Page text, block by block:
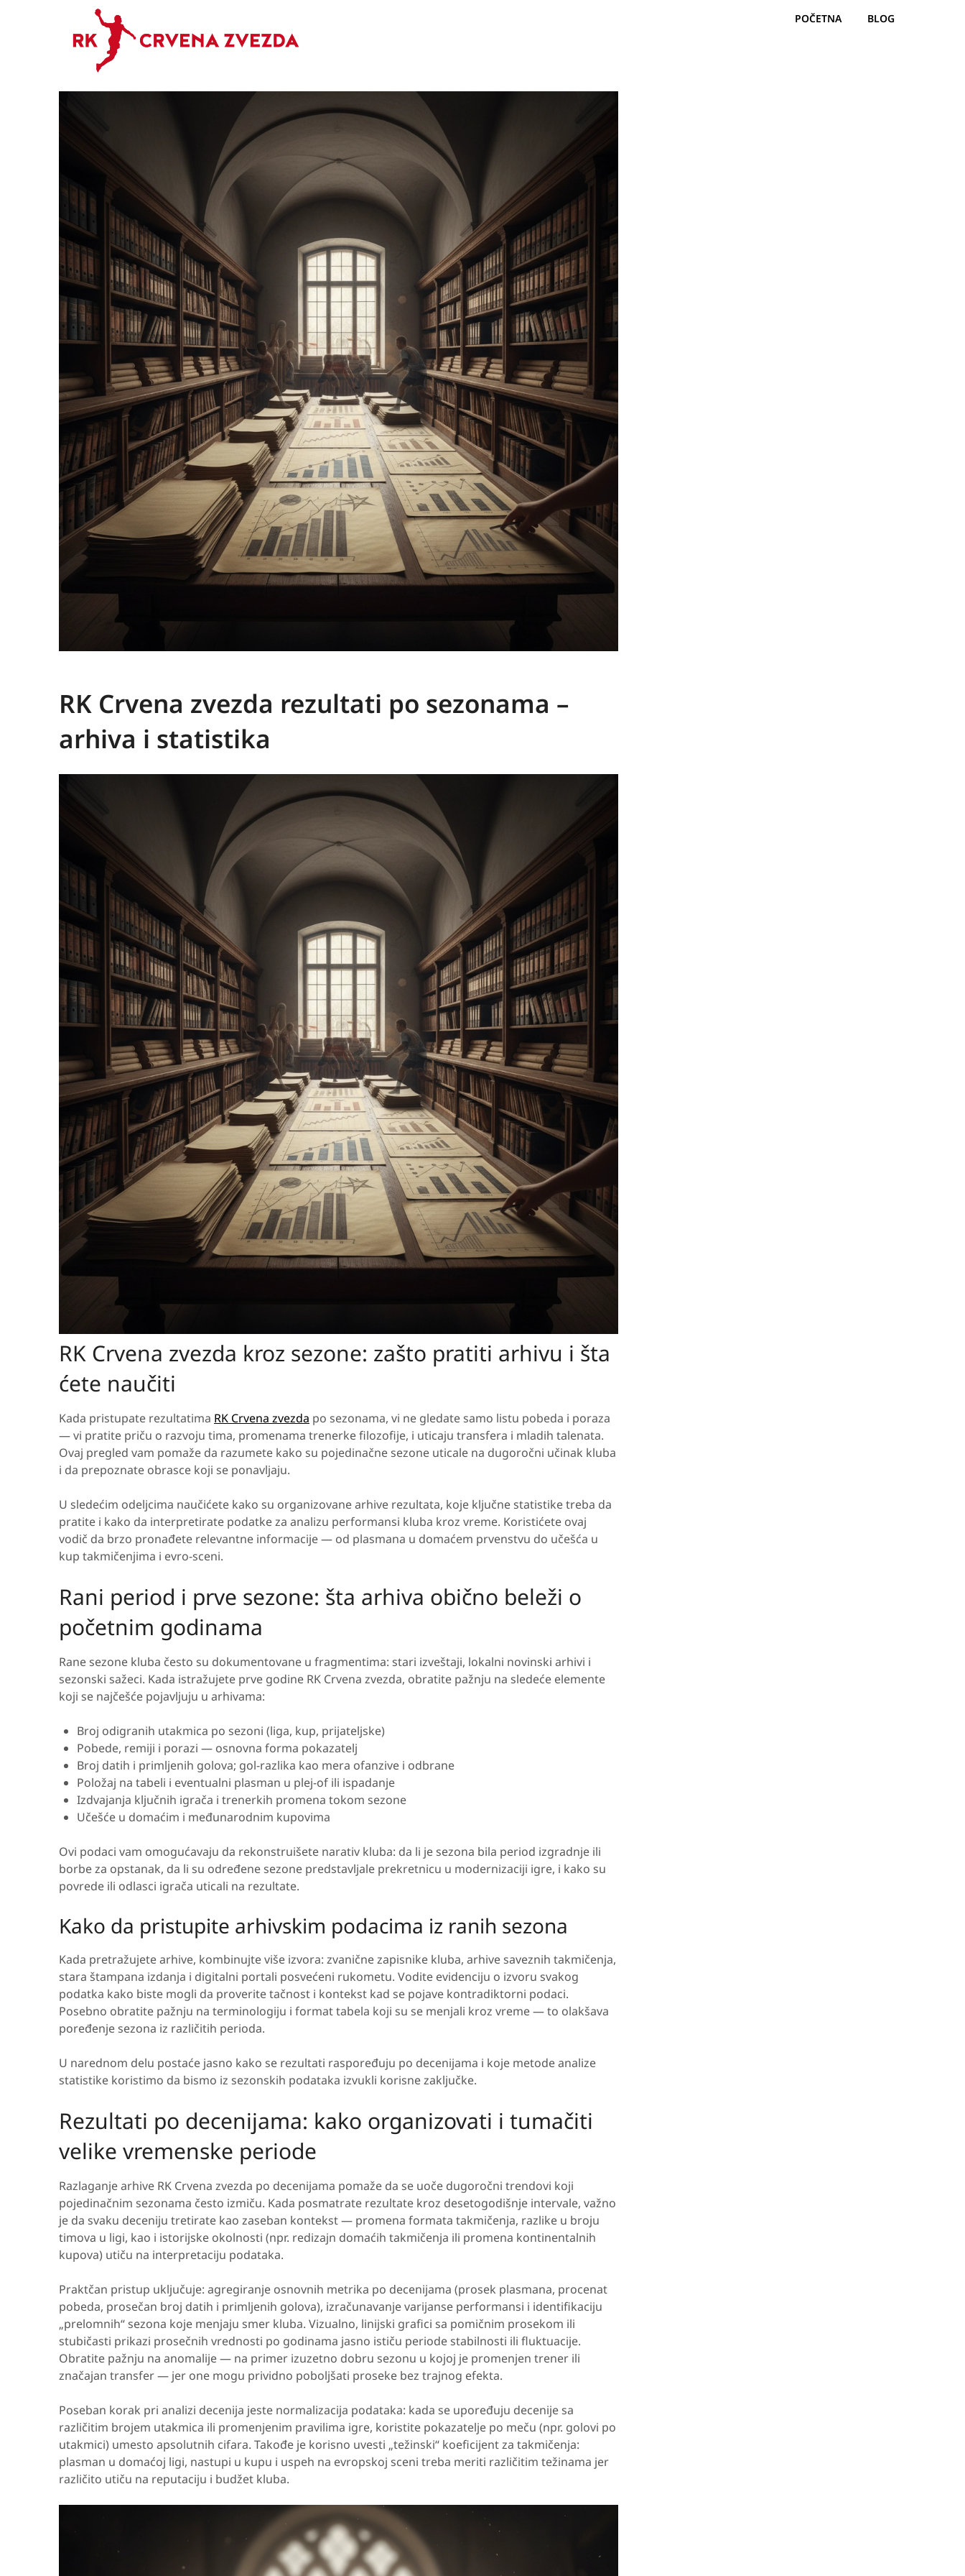
POČETNA BLOG
RK Crvena zvezda rezultati po sezonama –
arhiva i statistika
RK Crvena zvezda kroz sezone: zašto pratiti arhivu i šta
ćete naučiti
Kada pristupate rezultatima RK Crvena zvezda po sezonama, vi ne gledate samo listu pobeda i poraza
— vi pratite priču o razvoju tima, promenama trenerke filozofije, i uticaju transfera i mladih talenata.
Ovaj pregled vam pomaže da razumete kako su pojedinačne sezone uticale na dugoročni učinak kluba
i da prepoznate obrasce koji se ponavljaju.
U sledećim odeljcima naučićete kako su organizovane arhive rezultata, koje ključne statistike treba da
pratite i kako da interpretirate podatke za analizu performansi kluba kroz vreme. Koristićete ovaj
vodič da brzo pronađete relevantne informacije — od plasmana u domaćem prvenstvu do učešća u
kup takmičenjima i evro-sceni.
Rani period i prve sezone: šta arhiva obično beleži o
početnim godinama
Rane sezone kluba često su dokumentovane u fragmentima: stari izveštaji, lokalni novinski arhivi i
sezonski sažeci. Kada istražujete prve godine RK Crvena zvezda, obratite pažnju na sledeće elemente
koji se najčešće pojavljuju u arhivama:
Broj odigranih utakmica po sezoni (liga, kup, prijateljske)
Pobede, remiji i porazi — osnovna forma pokazatelj
Broj datih i primljenih golova; gol-razlika kao mera ofanzive i odbrane
Položaj na tabeli i eventualni plasman u plej-of ili ispadanje
Izdvajanja ključnih igrača i trenerkih promena tokom sezone
Učešće u domaćim i međunarodnim kupovima
Ovi podaci vam omogućavaju da rekonstruišete narativ kluba: da li je sezona bila period izgradnje ili
borbe za opstanak, da li su određene sezone predstavljale prekretnicu u modernizaciji igre, i kako su
povrede ili odlasci igrača uticali na rezultate.
Kako da pristupite arhivskim podacima iz ranih sezona
Kada pretražujete arhive, kombinujte više izvora: zvanične zapisnike kluba, arhive saveznih takmičenja,
stara štampana izdanja i digitalni portali posvećeni rukometu. Vodite evidenciju o izvoru svakog
podatka kako biste mogli da proverite tačnost i kontekst kad se pojave kontradiktorni podaci.
Posebno obratite pažnju na terminologiju i format tabela koji su se menjali kroz vreme — to olakšava
poređenje sezona iz različitih perioda.
U narednom delu postaće jasno kako se rezultati raspoređuju po decenijama i koje metode analize
statistike koristimo da bismo iz sezonskih podataka izvukli korisne zaključke.
Rezultati po decenijama: kako organizovati i tumačiti
velike vremenske periode
Razlaganje arhive RK Crvena zvezda po decenijama pomaže da se uoče dugoročni trendovi koji
pojedinačnim sezonama često izmiču. Kada posmatrate rezultate kroz desetogodišnje intervale, važno
je da svaku deceniju tretirate kao zaseban kontekst — promena formata takmičenja, razlike u broju
timova u ligi, kao i istorijske okolnosti (npr. redizajn domaćih takmičenja ili promena kontinentalnih
kupova) utiču na interpretaciju podataka.
Praktčan pristup uključuje: agregiranje osnovnih metrika po decenijama (prosek plasmana, procenat
pobeda, prosečan broj datih i primljenih golova), izračunavanje varijanse performansi i identifikaciju
„prelomnih“ sezona koje menjaju smer kluba. Vizualno, linijski grafici sa pomičnim prosekom ili
stubičasti prikazi prosečnih vrednosti po godinama jasno ističu periode stabilnosti ili fluktuacije.
Obratite pažnju na anomalije — na primer izuzetno dobru sezonu u kojoj je promenjen trener ili
značajan transfer — jer one mogu prividno poboljšati proseke bez trajnog efekta.
Poseban korak pri analizi decenija jeste normalizacija podataka: kada se upoređuju decenije sa
različitim brojem utakmica ili promenjenim pravilima igre, koristite pokazatelje po meču (npr. golovi po
utakmici) umesto apsolutnih cifara. Takođe je korisno uvesti „težinski“ koeficijent za takmičenja:
plasman u domaćoj ligi, nastupi u kupu i uspeh na evropskoj sceni treba meriti različitim težinama jer
različito utiču na reputaciju i budžet kluba.